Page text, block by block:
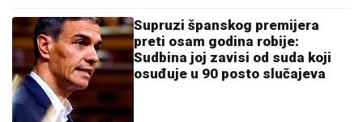
Supruzi španskog premijera
preti osam godina robije:
Sudbina joj zavisi od suda koji
osuđuje u 90 posto slučajeva